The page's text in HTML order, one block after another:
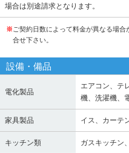
場合は別途請求となります。
※ ご契約日数によって料金が異なる場
合せ下さい。
設備・備品
電化製品
エアコン、テ
機、洗濯機、
家具製品 イス、カーテ
キッチン類 ガスキッチン